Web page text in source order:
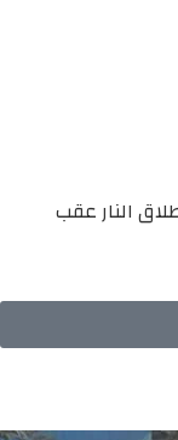
النار عقب